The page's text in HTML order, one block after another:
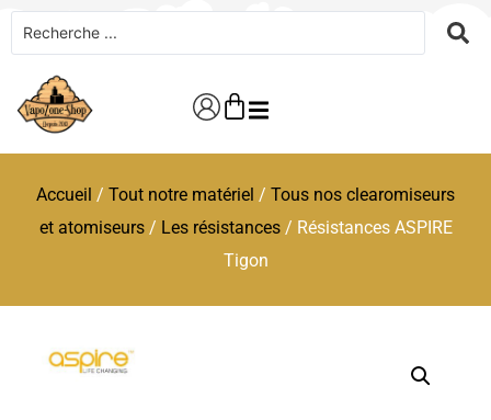
Accueil / Tout notre matériel / Tous nos clearomiseurs
et atomiseurs/ Les résistances/ Résistances ASPIRE
Tigon